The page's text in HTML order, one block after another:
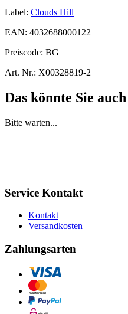
Label: Clouds Hill
EAN: 4032688000122
Preiscode: BG
Art. Nr.: X00328819-2
Das könnte Sie
Bitte warten...
Service Kontakt
Kontakt
Versandkosten
Zahlungsarten